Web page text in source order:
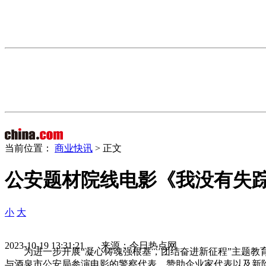
当前位置： 商业快讯 > 正文
公安题材院线电影《我没有失
小 大
2023-10-19 13:31:21 来源：今日热点网
为进一步开展“凝心铸魂强根基，团结奋进新征程”主题
与酒泉市公安局参演电影的警察代表、赞助企业家代表以及新